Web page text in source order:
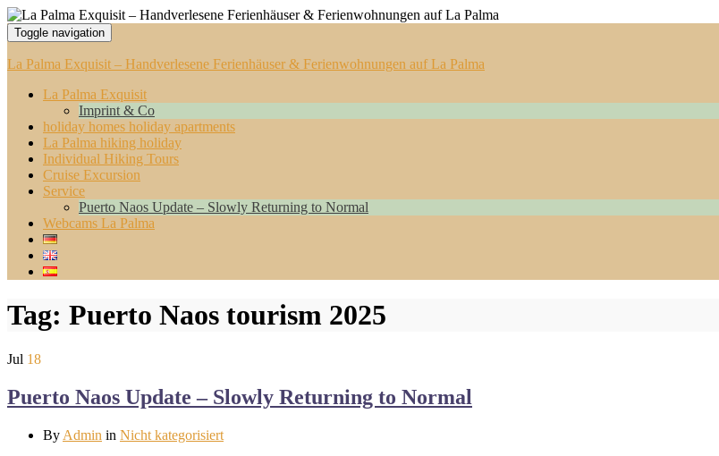
Toggle navigation
La Palma Exquisit – Handverlesene Ferienhäuser & Ferienwohnungen auf La Palma
La Palma Exquisit
Imprint & Co
holiday homes holiday apartments
La Palma hiking holiday
Individual Hiking Tours
Cruise Excursion
Service
Puerto Naos Update – Slowly Returning to Normal
Webcams La Palma
Tag: Puerto Naos tourism 2025
Jul 18
Puerto Naos Update – Slowly Returning to Normal
By Admin in Nicht kategorisiert